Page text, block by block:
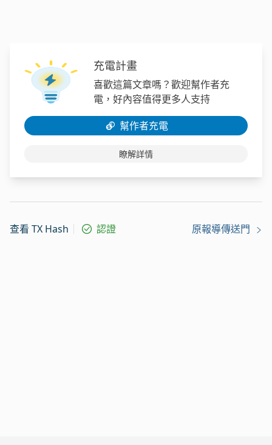
充電計畫
喜歡這篇文章嗎？歡迎幫作者充
電，好內容值得更多人支持
幫作者充電
瞭解詳情
查看 TX Hash 認證 原報導傳送門